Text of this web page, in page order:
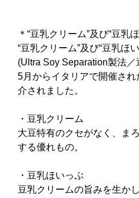
＊“豆乳クリーム”及び“豆乳
“豆乳クリーム”及び“豆乳ほ
(Ultra Soy Separation製法
5月からイタリアで開催さ
介されました。
・豆乳クリーム
大豆特有のクセがなく、ま
する優れもの。
・豆乳ほいっぷ
豆乳クリームの旨みを生か